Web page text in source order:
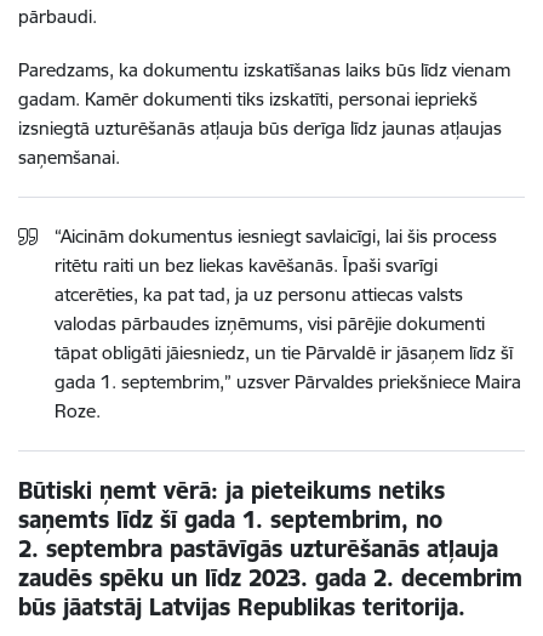
pārbaudi.
Paredzams, ka dokumentu izskatīšanas laiks būs līdz vienam
gadam. Kamēr dokumenti tiks izskatīti, personai iepriekš
izsniegtā uzturēšanās atļauja būs derīga līdz jaunas atļaujas
saņemšanai.
“Aicinām dokumentus iesniegt savlaicīgi, lai šis process
ritētu raiti un bez liekas kavēšanās. Īpaši svarīgi
atcerēties, ka pat tad, ja uz personu attiecas valsts
valodas pārbaudes izņēmums, visi pārējie dokumenti
tāpat obligāti jāiesniedz, un tie Pārvaldē ir jāsaņem līdz šī
gada 1. septembrim,” uzsver Pārvaldes priekšniece Maira
Roze.
Būtiski ņemt vērā: ja pieteikums netiks
saņemts līdz šī gada 1. septembrim, no
2. septembra pastāvīgās uzturēšanās atļauja
zaudēs spēku un līdz 2023. gada 2. decembrim
būs jāatstāj Latvijas Republikas teritorija.